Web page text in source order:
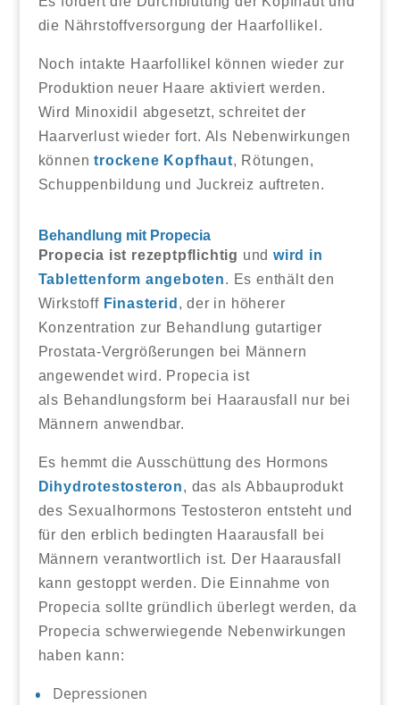
die Nährstoffversorgung der Haarfollikel.
Noch intakte Haarfollikel können wieder zur
Produktion neuer Haare aktiviert werden.
Wird Minoxidil abgesetzt, schreitet der
Haarverlust wieder fort. Als Nebenwirkungen
könnentrockene Kopfhaut, Rötungen,
Schuppenbildung und Juckreiz auftreten.
Behandlung mit Propecia
Propecia ist rezeptpflichtig und wird in
Tablettenform angeboten. Es enthält den
Wirkstoff Finasterid , der in höherer
Konzentration zur Behandlung gutartiger
Prostata-Vergrößerungen bei Männern
angewendet wird. Propecia ist
als Behandlungsform bei Haarausfall nur bei
Männern anwendbar.
Es hemmt die Ausschüttung des Hormons
Dihydrotestosteron, das als Abbauprodukt
des Sexualhormons Testosteron entsteht und
für den erblich bedingten Haarausfall bei
Männern verantwortlich ist. Der Haarausfall
kann gestoppt werden. Die Einnahme von
Propecia sollte gründlich überlegt werden, da
Propecia schwerwiegende Nebenwirkungen
haben kann:
Depressionen